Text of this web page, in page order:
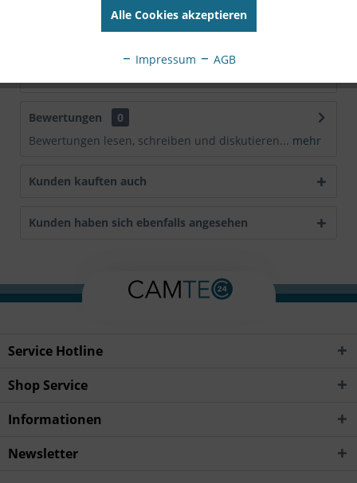
Hersteller VIVOTEK Produktgruppe Sicherheitskameras
mehr
Bewertungen
0
Bewertungen lesen, schreiben und diskutieren... mehr
Kunden kauften auch
Kunden haben sich ebenfalls angesehen
Service Hotline
Shop Service
Informationen
Newsletter
Alle Cookies akzeptieren
Impressum AGB